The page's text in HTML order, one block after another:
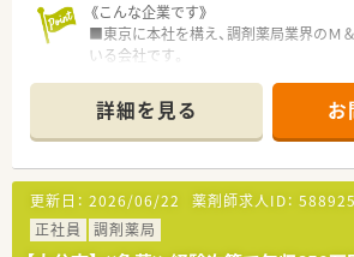
《こんな企業です》
■東京に本社を構え、調剤薬局業界のＭ
いる会社です。
■会社として独立支援を行っており、暖
も複数名いらっしゃいます。
■若い世代の方からベテランの方まで、
躍しています。
■設備投資にはお金を惜しまないとのこ
を設置する予定となっています。
■セミナーなども独自で行っており、今
です。
詳細を見る お
更新日： 2026/06/22 薬剤師求人ID： 588925
正社員
調剤薬局